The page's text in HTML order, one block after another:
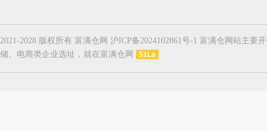
2021-2028 版权所有 富满仓网 沪ICP备2024102861号-1 富满仓网站主
储、电商类企业选址，就在富满仓网
51La